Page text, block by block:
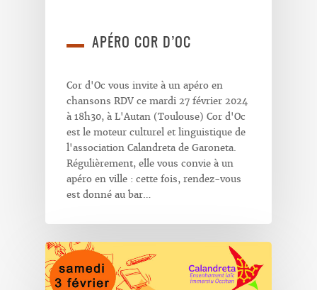
APÉRO COR D’OC
Cor d'Oc vous invite à un apéro en
chansons RDV ce mardi 27 février 2024
à 18h30, à L'Autan (Toulouse) Cor d'Oc
est le moteur culturel et linguistique de
l'association Calandreta de Garoneta.
Régulièrement, elle vous convie à un
apéro en ville : cette fois, rendez-vous
est donné au bar…